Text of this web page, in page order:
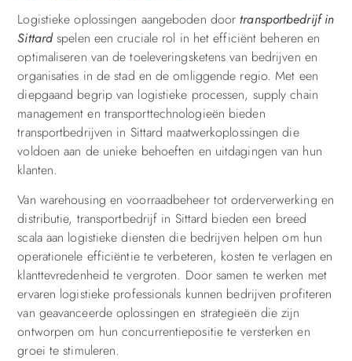
Logistieke oplossingen aangeboden doortransportbedrijf in
Sittardspelen een cruciale rol in het efficiënt beheren en
optimaliseren van de toeleveringsketens van bedrijven en
organisaties in de stad en de omliggende regio. Met een
diepgaand begrip van logistieke processen, supply chain
management en transporttechnologieën bieden
transportbedrijven in Sittard maatwerkoplossingen die
voldoen aan de unieke behoeften en uitdagingen van hun
klanten.
Van warehousing en voorraadbeheer tot orderverwerking en
distributie, transportbedrijf in Sittard bieden een breed
scala aan logistieke diensten die bedrijven helpen om hun
operationele efficiëntie te verbeteren, kosten te verlagen en
klanttevredenheid te vergroten. Door samen te werken met
ervaren logistieke professionals kunnen bedrijven profiteren
van geavanceerde oplossingen en strategieën die zijn
ontworpen om hun concurrentiepositie te versterken en
groei te stimuleren.